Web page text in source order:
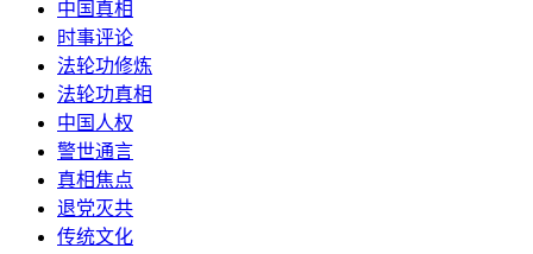
中国真相
时事评论
法轮功修炼
法轮功真相
中国人权
警世通言
真相焦点
退党灭共
传统文化